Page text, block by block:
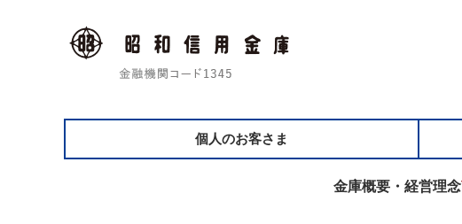
個人のお客さま
金庫概要・経営理念